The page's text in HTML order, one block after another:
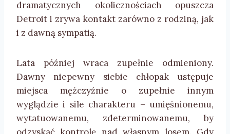
dramatycznych okolicznościach opuszcza
Detroit i zrywa kontakt zarówno z rodziną, jak
i z dawną sympatią.
Lata później wraca zupełnie odmieniony.
Dawny niepewny siebie chłopak ustępuje
miejsca mężczyźnie o zupełnie innym
wyglądzie i sile charakteru – umięśnionemu,
wytatuowanemu, zdeterminowanemu, by